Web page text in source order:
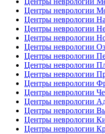
Центры неврологии
Центры неврологии
Центры неврологии
Центры неврологии
Центры неврологии
Центры неврологии
Центры неврологии
Центры неврологии
Центры неврологии
Центры неврологии
Центры неврологии
Центры неврологии
Центры неврологии
Центры неврологии